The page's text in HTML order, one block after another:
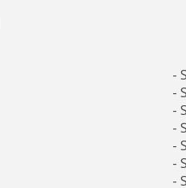
-
-
-
-
-
-
-